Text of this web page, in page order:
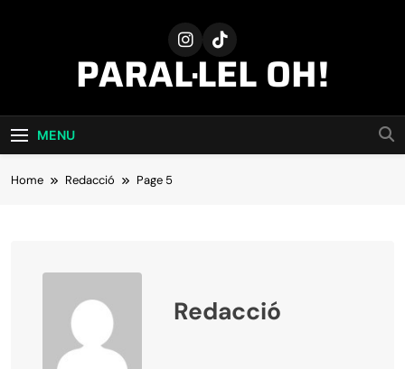
PARAL·LEL OH!
MENU
Home Redacció Page 5
Redacció